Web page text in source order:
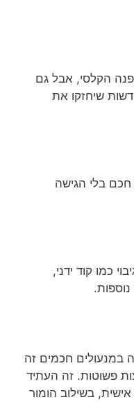
הקלסי, אבל גם
שיחזקו את
בלי הגישה
כמו קוד ידני,
במנעולים חכמים זה
פשוטות. זה העתיד
בשילוב הומור